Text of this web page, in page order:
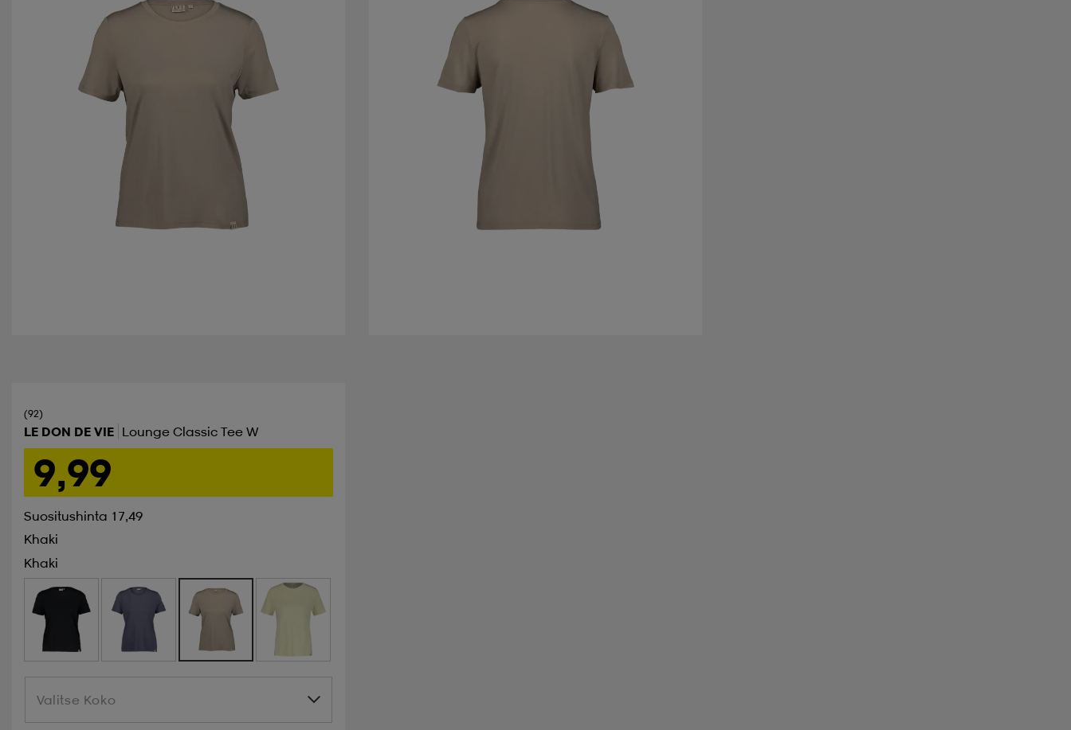
(92)
LE DON DE VIE Lounge Classic Tee W
9,99
Suositushinta 17,49
Khaki
Khaki
Valitse Koko
Valitse Koko